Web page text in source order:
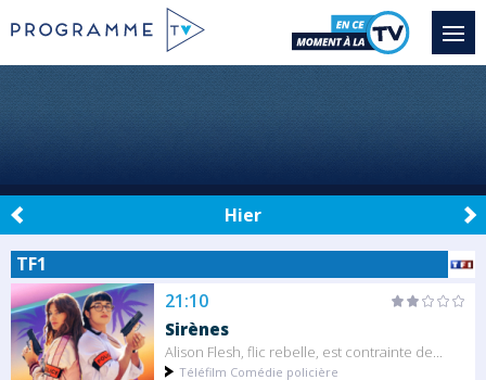
Hier
TF1
21:10
Sirènes
Alison Flesh, flic rebelle, est contrainte de...
Téléfilm Comédie policière